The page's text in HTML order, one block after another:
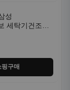
성
세탁기건조기
핑구매